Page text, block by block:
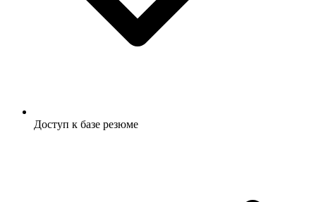
Доступ к базе резюме